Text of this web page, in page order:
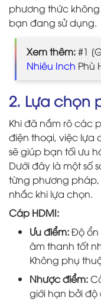
phương thức
bạn đang sử dụng.
Xem thêm:#1
Nhiêu Inch Phù
2. Lựa chọn
Khi đã nắm rõ các
điện thoại, việc lựa
sẽ giúp bạn tối ưu
Dưới đây là một số
từng phương
nhắc khi lựa chọn.
Cáp HDMI:
Ưu điểm:Độ ổn
âm thanh tốt
Không phụ
Nhược điểm:
giới hạn bởi